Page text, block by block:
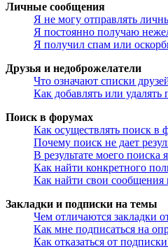
Личные сообщения
Я не могу отправлять
Я постоянно получаю
Я получил спам или
Друзья и недоброжелатели
Что означают списки
Как добавлять или удалять
Поиск в форумах
Как осуществлять поиск в
Почему поиск не дает
В результате моего
Как найти конкретного
Как найти свои сообщения
Закладки и подписки на темы
Чем отличаются закладки
Как мне подписаться на
Как отказаться от